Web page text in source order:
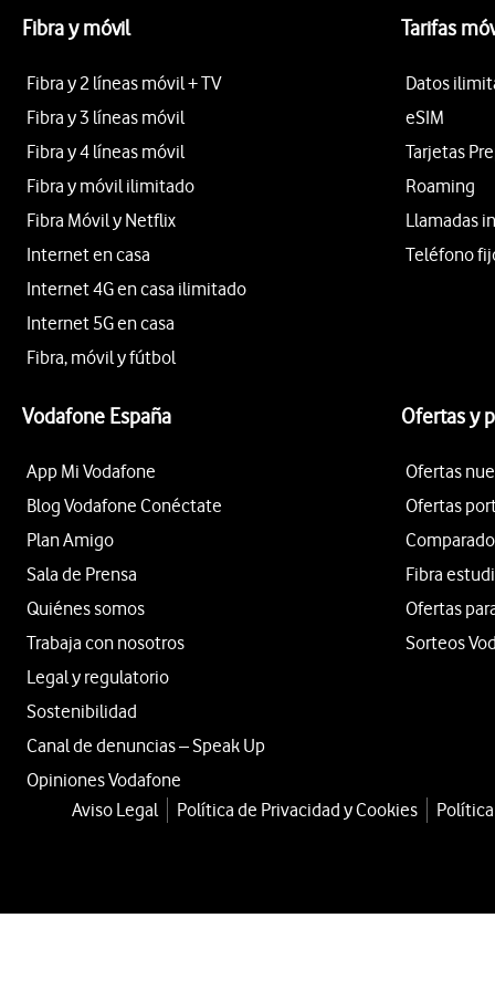
Fibra y móvil
Fibra y 2 líneas móvil + TV
Fibra y 3 líneas móvil
Fibra y 4 líneas móvil
Fibra y móvil ilimitado
Fibra Móvil y Netflix
Internet en casa
Internet 4G en casa ilimitado
Internet 5G en casa
Fibra, móvil y fútbol
Tarifas
Datos
eSIM
Tarjetas
Roaming
Llamadas
Teléfono
Vodafone España
App Mi Vodafone
Blog Vodafone Conéctate
Plan Amigo
Sala de Prensa
Quiénes somos
Trabaja con nosotros
Legal y regulatorio
Sostenibilidad
Canal de denuncias – Speak Up
Opiniones Vodafone
Ofertas y
Ofertas
Ofertas
Fibra
Ofertas
Sorteos
Aviso Legal Política de Privacidad y Cookies